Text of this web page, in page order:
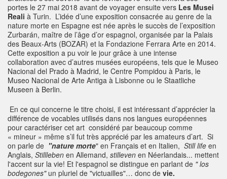
portes le 27 mai 2018 avant de voyager ensuite vers Les Musei
Reali à Turin. L’idée d’une exposition consacrée au genre de la
nature morte en Espagne est née après le succès de l’exposition
Zurbarán, maître de l’âge d’or espagnol, organisée par la Palais
des Beaux-Arts (BOZAR) et la Fondazione Ferrara Arte en 2014.
Cette exposition a pu voir le jour grâce à une intense
collaboration avec d’autres musées européens, tels que le Museo
Nacional del Prado à Madrid, le Centre Pompidou à Paris, le
Museo Nacional de Arte Antiga à Lisbonne ou le Staatliche
Museen à Berlin.
En ce qui concerne le titre choisi, il est intéressant d’apprécier la
différence de vocables utilisés dans nos langues européennes
pour caractériser cet art considéré par beaucoup comme
« mineur » même s’il fut très apprécié par les amateurs d’art. Si
on parle de "nature morte" en Français et en Italien, Still life en
Anglais, Stillleben en Allemand, stilleven en Néerlandais... mettent
l'accent sur la vie! Et l'espagnol se distingue en parlant de " los
bodegones"un pluriel de "victuailles"… donc de vie.